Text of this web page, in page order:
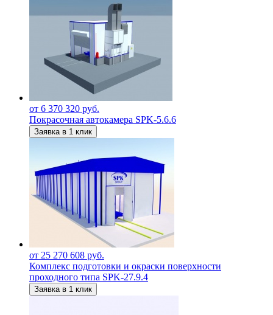
от 6 370 320 руб.
Покрасочная автокамера SPK-5.6.6
Заявка в 1 клик
от 25 270 608 руб.
Комплекс подготовки и окраски поверхности
проходного типа SPK-27.9.4
Заявка в 1 клик